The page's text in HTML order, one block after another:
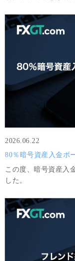
2026.06.22
80％暗号資産入金ボ
この度、暗号資産入
した。